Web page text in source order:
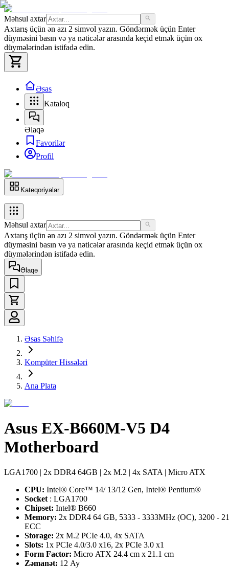
Məhsul axtar
Axtarış üçün ən azı 2 simvol yazın. Göndərmək üçün Enter
düyməsini basın və ya nəticələr arasında keçid etmək üçün ox
düymələrindən istifadə edin.
Əsas
Kataloq
Əlaqə
Favorilər
Profil
Kateqoriyalar
Məhsul axtar
Axtarış üçün ən azı 2 simvol yazın. Göndərmək üçün Enter
düyməsini basın və ya nəticələr arasında keçid etmək üçün ox
düymələrindən istifadə edin.
Əlaqə
Əsas Səhifə
Kompüter Hissələri
Ana Plata
Asus EX-B660M-V5 D4
Motherboard
LGA1700​​​​​​​ | 2x DDR4 64GB | 2x M.2 | 4x SATA | Micro ATX
CPU: Intel® Core™ 14/ 13/12 Gen, Intel® Pentium®
Socket : LGA1700
Chipset: Intel® B660
Memory: 2x DDR4 64 GB, 5333 - 3333MHz (OC), 3200 -
ECC
Storage: 2x M.2 PCIe 4.0, 4x SATA
Slots: 1x PCIe 4.0/3.0 x16, 2x PCIe 3.0 x1
Form Factor: Micro ATX 24.4 cm x 21.1 cm
Zəmanət: 12 Ay